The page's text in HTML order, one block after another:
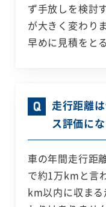
ず手放しを検討
が大きく変わり
早めに見積をと
走行距離
ス評価に
車の年間走行距
で約1万kmと言
km以内に収ま